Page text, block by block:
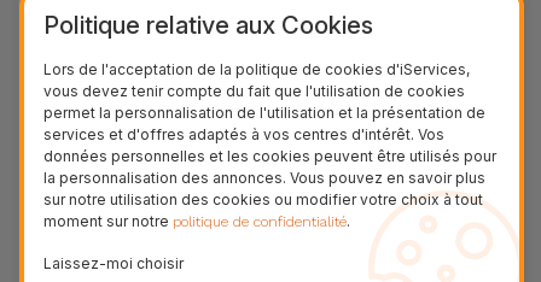
14, 13, 12, entre autres, ainsi qu'avec le modèle le
Protection à 3 couches avec coques en
silicone
Nos coques en silicone pour iPhone ont une
construction robuste et de qualité, avec une
construction à trois couches, pour éviter au
Politique relative aux Cookies
Lors de l'acceptation de la politique de cookies d'iServices,
vous devez tenir compte du fait que l'utilisation de cookies
permet la personnalisation de l'utilisation et la présentation de
services et d'offres adaptés à vos centres d'intérêt. Vos
données personnelles et les cookies peuvent être utilisés pour
la personnalisation des annonces. Vous pouvez en savoir plus
sur notre utilisation des cookies ou modifier votre choix à tout
moment sur notre politique de confidentialité.
Laissez-moi choisir